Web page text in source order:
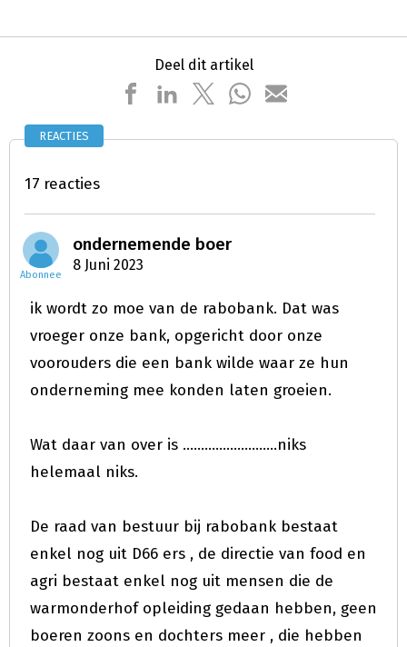
Deel dit artikel
REACTIES
17 reacties
Abonnee
ondernemende boer
8 Juni 2023
ik wordt zo moe van de rabobank. Dat was
vroeger onze bank, opgericht door onze
voorouders die een bank wilde waar ze hun
onderneming mee konden laten groeien.
Wat daar van over is ..........................niks
helemaal niks.
De raad van bestuur bij rabobank bestaat
enkel nog uit D66 ers , de directie van food en
agri bestaat enkel nog uit mensen die de
warmonderhof opleiding gedaan hebben, geen
boeren zoons en dochters meer , die hebben